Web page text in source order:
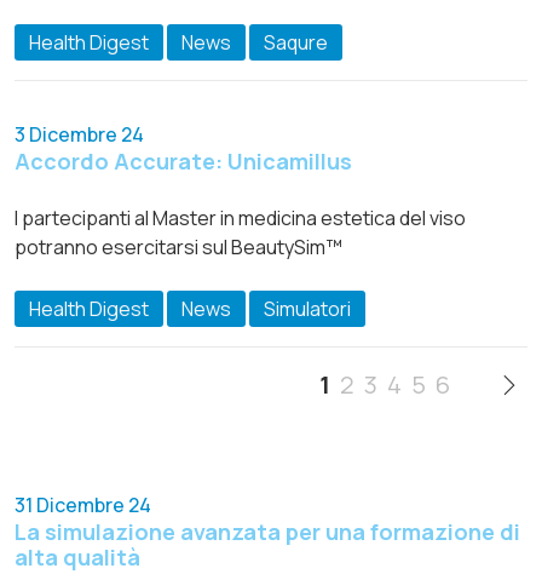
Health Digest News Saqure
3 Dicembre 24
Accordo Accurate: Unicamillus
I partecipanti al Master in medicina estetica del viso
potranno esercitarsi sul BeautySim™
Health Digest News Simulatori
1 2 3 4 5 6
31 Dicembre 24
La simulazione avanzata per una formazione di
alta qualità